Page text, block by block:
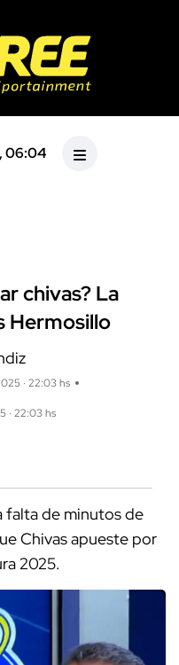
06:04
chivas? La
Hermosillo
· 22:03 hs
· 22:03 hs
falta de minutos de
Chivas apueste por
2025.